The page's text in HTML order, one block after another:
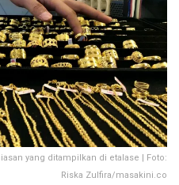
yang ditampilkan di etalase | Foto:
Riska Zulfira/masakini.co